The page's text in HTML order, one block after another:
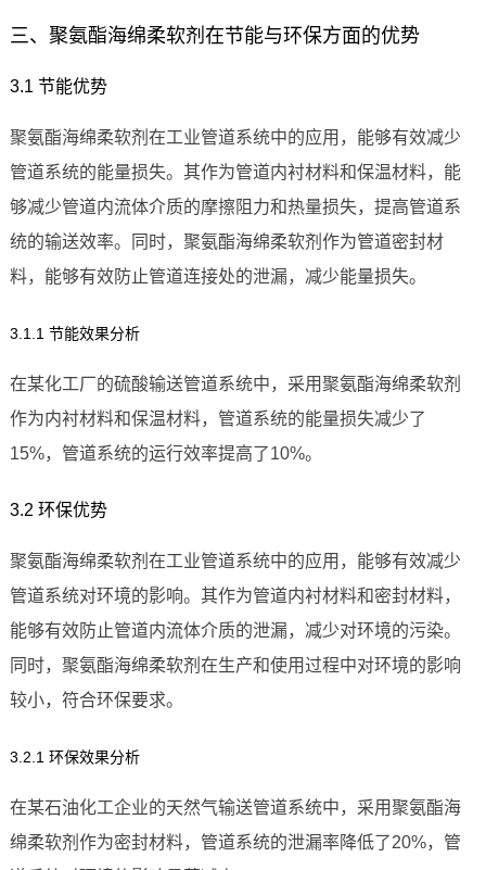
三、聚氨酯海绵柔软剂在节能与环保方面的优势
3.1 节能优势
聚氨酯海绵柔软剂在工业管道系统中的应用，能够有效减少
管道系统的能量损失。其作为管道内衬材料和保温材料，能
够减少管道内流体介质的摩擦阻力和热量损失，提高管道系
统的输送效率。同时，聚氨酯海绵柔软剂作为管道密封材
料，能够有效防止管道连接处的泄漏，减少能量损失。
3.1.1 节能效果分析
在某化工厂的硫酸输送管道系统中，采用聚氨酯海绵柔软剂
作为内衬材料和保温材料，管道系统的能量损失减少了
15%，管道系统的运行效率提高了10%。
3.2 环保优势
聚氨酯海绵柔软剂在工业管道系统中的应用，能够有效减少
管道系统对环境的影响。其作为管道内衬材料和密封材料，
能够有效防止管道内流体介质的泄漏，减少对环境的污染。
同时，聚氨酯海绵柔软剂在生产和使用过程中对环境的影响
较小，符合环保要求。
3.2.1 环保效果分析
在某石油化工企业的天然气输送管道系统中，采用聚氨酯海
绵柔软剂作为密封材料，管道系统的泄漏率降低了20%，管